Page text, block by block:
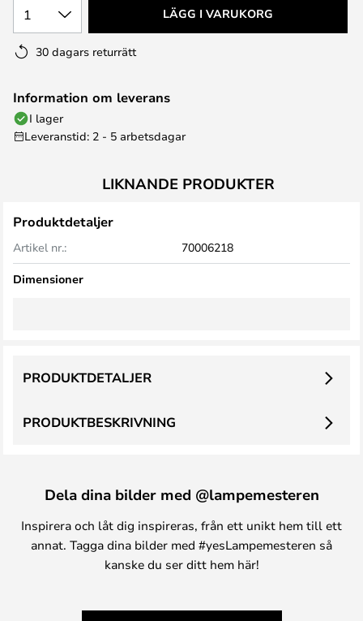
1 LÄGG I VARUKORG
30 dagars returrätt
Information om leverans
I lager
Leveranstid: 2 - 5 arbetsdagar
LIKNANDE PRODUKTER
Produktdetaljer
Artikel nr.: 70006218
Dimensioner
PRODUKTBESKRIVNING
PRODUKTDETALJER
Dela dina bilder med @lampemesteren
Inspirera och låt dig inspireras, från ett unikt hem till ett
annat. Tagga dina bilder med #yesLampemesteren så
kanske du ser ditt hem här!